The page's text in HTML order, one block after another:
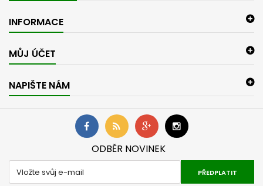
INFORMACE
MŮJ ÚČET
NAPIŠTE NÁM
ODBĚR NOVINEK
PŘEDPLATIT